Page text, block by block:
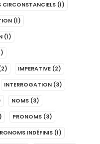
CIRCONSTANCIELS (1)
(1)
(1)
IMPERATIVE (2)
INTERROGATION (3)
NOMS (3)
PRONOMS (3)
INDÉFINIS (1)